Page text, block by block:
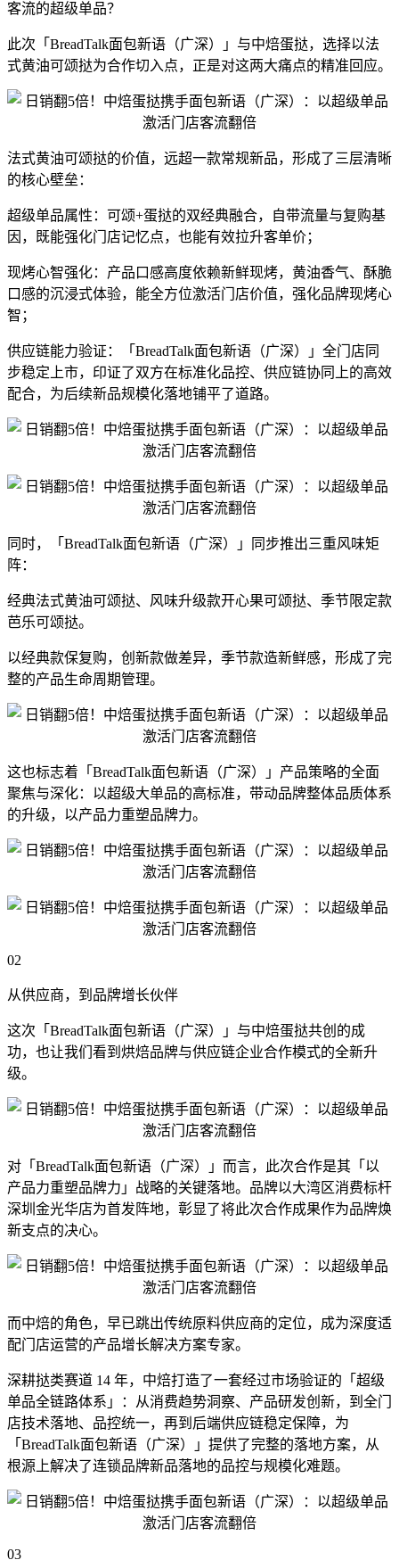
客流的超级单品？
此次「BreadTalk面包新语（广深）」与中焙蛋挞，选择以法
式黄油可颂挞为合作切入点，正是对这两大痛点的精准回应。
法式黄油可颂挞的价值，远超一款常规新品，形成了三层清晰
的核心壁垒：
超级单品属性：可颂+蛋挞的双经典融合，自带流量与复购基
因，既能强化门店记忆点，也能有效拉升客单价；
现烤心智强化：产品口感高度依赖新鲜现烤，黄油香气、酥脆
口感的沉浸式体验，能全方位激活门店价值，强化品牌现烤心
智；
供应链能力验证：「BreadTalk面包新语（广深）」全门店同
步稳定上市，印证了双方在标准化品控、供应链协同上的高效
配合，为后续新品规模化落地铺平了道路。
同时，「BreadTalk面包新语（广深）」同步推出三重风味矩
阵：
经典法式黄油可颂挞、风味升级款开心果可颂挞、季节限定款
芭乐可颂挞。
以经典款保复购，创新款做差异，季节款造新鲜感，形成了完
整的产品生命周期管理。
这也标志着「BreadTalk面包新语（广深）」产品策略的全面
聚焦与深化：以超级大单品的高标准，带动品牌整体品质体系
的升级，以产品力重塑品牌力。
02
从供应商，到品牌增长伙伴
这次「BreadTalk面包新语（广深）」与中焙蛋挞共创的成
功，也让我们看到烘焙品牌与供应链企业合作模式的全新升
级。
对「BreadTalk面包新语（广深）」而言，此次合作是其「以
产品力重塑品牌力」战略的关键落地。品牌以大湾区消费标杆
深圳金光华店为首发阵地，彰显了将此次合作成果作为品牌焕
新支点的决心。
而中焙的角色，早已跳出传统原料供应商的定位，成为深度适
配门店运营的产品增长解决方案专家。
深耕挞类赛道 14 年，中焙打造了一套经过市场验证的「超级
单品全链路体系」：从消费趋势洞察、产品研发创新，到全门
店技术落地、品控统一，再到后端供应链稳定保障，为
「BreadTalk面包新语（广深）」提供了完整的落地方案，从
根源上解决了连锁品牌新品落地的品控与规模化难题。
03